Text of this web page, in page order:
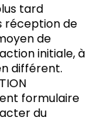
tard
réception de
de
initiale, à
différent.
formulaire
du